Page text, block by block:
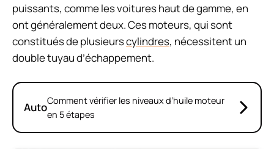
puissants, comme les voitures haut de gamme, en
ont généralement deux. Ces moteurs, qui sont
constitués de plusieurscylindres, nécessitent un
double tuyau d’échappement.
AutoComment vérifier les niveaux d’huile moteur
en 5 étapes